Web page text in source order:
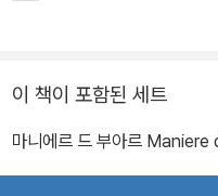
이 책이 포함된 세트
마니에르 드 부아르 Maniere